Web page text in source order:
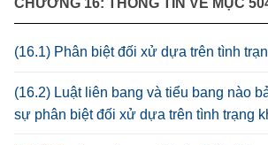
(16.1) Phân biệt đối xử dựa trên tình
(16.2) Luật liên bang và tiểu bang nào
sự phân biệt đối xử dựa trên tình trạng